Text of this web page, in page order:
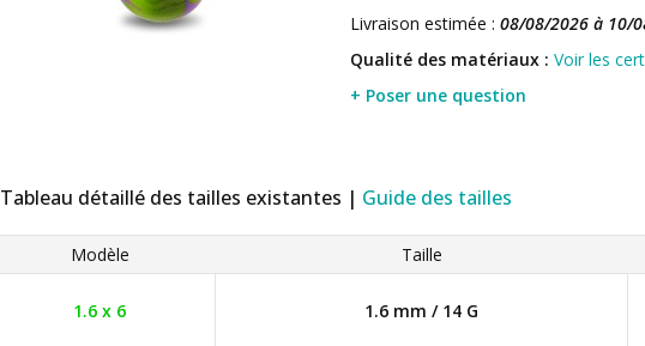
Livraison estimée : 08/08/2026 à 10/
Qualité des matériaux : Voir les
+ Poser une question
Tableau détaillé des tailles existantes | Guide des tailles
Modèle Taille
1.6 x 6 1.6 mm / 14 G